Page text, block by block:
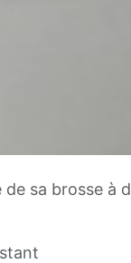
à dents électrique ?